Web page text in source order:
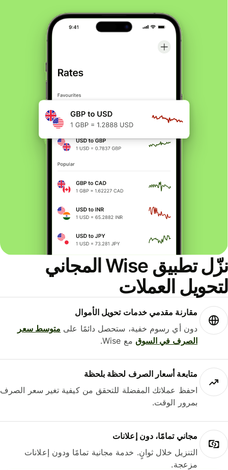
نزّل تطبيق Wise المجاني
العملات
مقارنة مقدمي خدمات تحويل الأموال
دون أي رسوم خفية، ستحصل دائمًا علىمتوسط ​​سعر
الصرف في السوقمع Wise.
متابعة أسعار الصرف لحظة بلحظة
احفظ عملاتك المفضلة للتحقق من كيفية تغير سعر الصرف
بمرور الوقت.
مجاني تمامًا، دون إعلانات
التنزيل خلال ثوانٍ. خدمة مجانية تمامًا ودون إعلانات
مزعجة.